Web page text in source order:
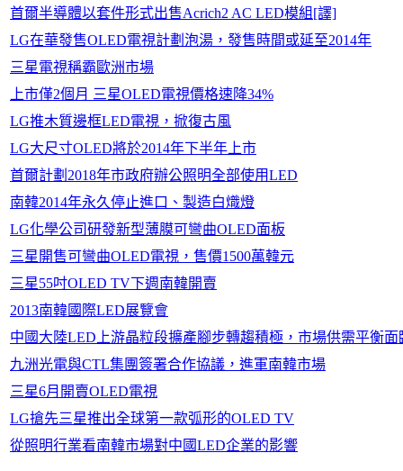
首爾半導體以套件形式出售Acrich2 AC LED模組[譯]
LG在華發售OLED電視計劃泡湯，發售時間或延至2014年
三星電視稱霸歐洲市場
上市僅2個月 三星OLED電視價格速降34%
LG推木質邊框LED電視，掀復古風
LG大尺寸OLED將於2014年下半年上市
首爾計劃2018年市政府辦公照明全部使用LED
南韓2014年永久停止進口、製造白熾燈
LG化學公司研發新型薄膜可彎曲OLED面板
三星開售可彎曲OLED電視，售價1500萬韓元
三星55吋OLED TV下週南韓開賣
2013南韓國際LED展覽會
中國大陸LED上游晶粒段擴產腳步轉趨積極，市場供需平衡面
九洲光電與CTL集團簽署合作協議，進軍南韓市場
三星6月開賣OLED電視
LG搶先三星推出全球第一款弧形的OLED TV
從照明行業看南韓市場對中國LED企業的影響